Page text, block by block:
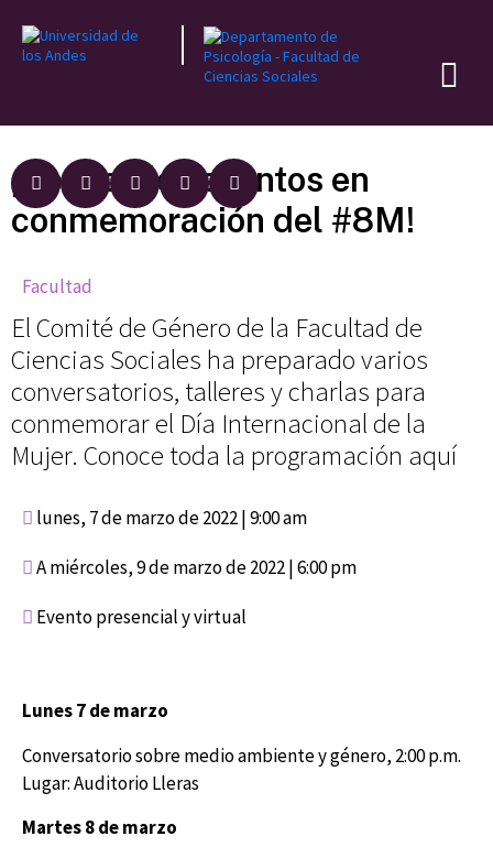
¡Conoce los eventos en
conmemoración del #8M!
Facultad
El Comité de Género de la Facultad de
Ciencias Sociales ha preparado varios
conversatorios, talleres y charlas para
conmemorar el Día Internacional de la
Mujer. Conoce toda la programación aquí
lunes, 7 de marzo de 2022 | 9:00 am
Amiércoles, 9 de marzo de 2022 | 6:00 pm
Evento presencial y virtual
Lunes 7 de marzo
Conversatorio sobre medio ambiente y género, 2:00 p.m.
Lugar: Auditorio Lleras
Martes 8 de marzo